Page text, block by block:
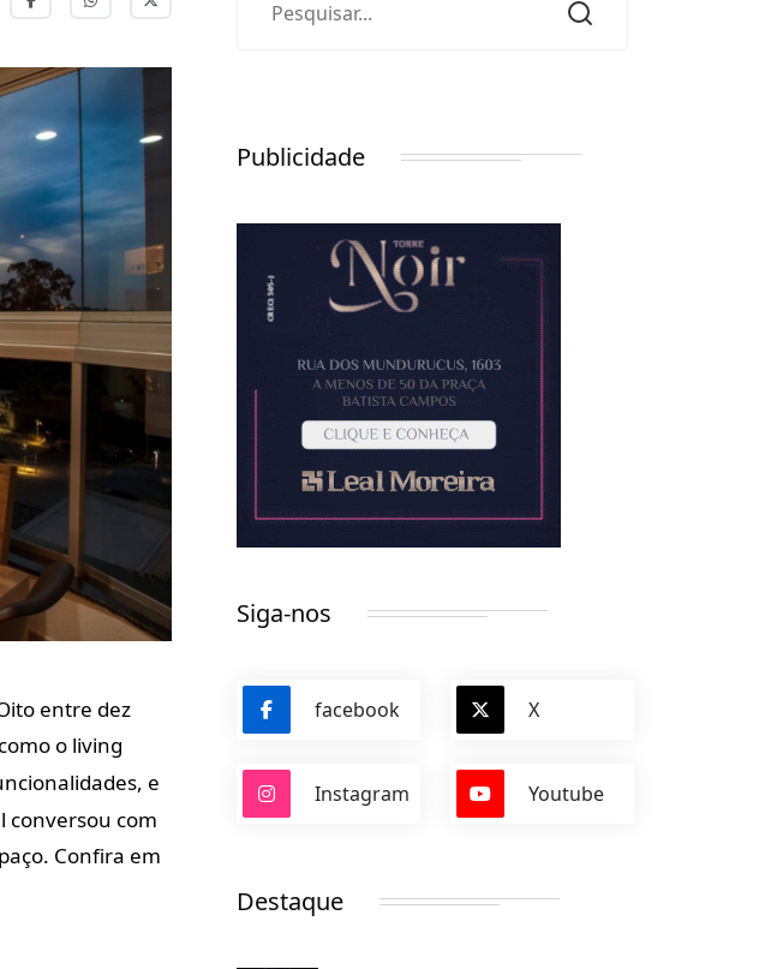
entre dez
o living
e
conversou com
Confira em
Publicidade
Siga-nos
facebook X
Instagram Youtube
Destaque